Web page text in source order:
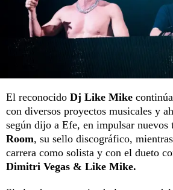
El reconocido Dj Like Mike
con diversos proyectos musicales y
según dijo a Efe, en impulsar nuevos
Room, su sello discográfico,
carrera como solista y con el dueto
Dimitri Vegas & Like Mike.